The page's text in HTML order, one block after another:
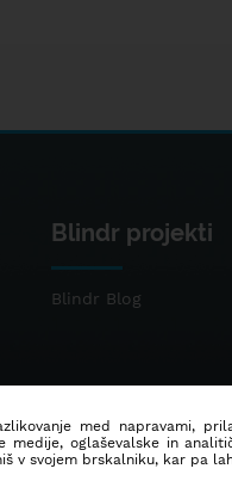
Blindr projekti
Blindr Blog
med napravami,
medije, oglaševalske in
v svojem brskalniku, kar pa